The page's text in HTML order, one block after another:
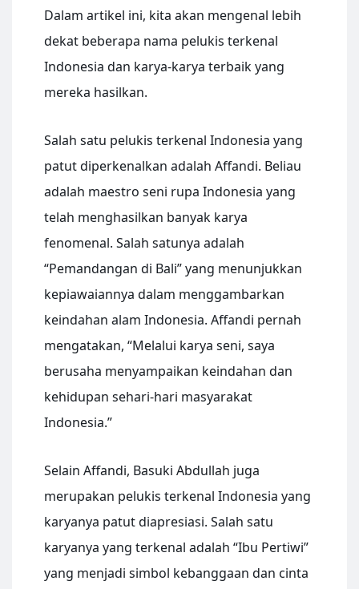
Dalam artikel ini, kita akan mengenal lebih
dekat beberapa nama pelukis terkenal
Indonesia dan karya-karya terbaik yang
mereka hasilkan.
Salah satu pelukis terkenal Indonesia yang
patut diperkenalkan adalah Affandi. Beliau
adalah maestro seni rupa Indonesia yang
telah menghasilkan banyak karya
fenomenal. Salah satunya adalah
“Pemandangan di Bali” yang menunjukkan
kepiawaiannya dalam menggambarkan
keindahan alam Indonesia. Affandi pernah
mengatakan, “Melalui karya seni, saya
berusaha menyampaikan keindahan dan
kehidupan sehari-hari masyarakat
Indonesia.”
Selain Affandi, Basuki Abdullah juga
merupakan pelukis terkenal Indonesia yang
karyanya patut diapresiasi. Salah satu
karyanya yang terkenal adalah “Ibu Pertiwi”
yang menjadi simbol kebanggaan dan cinta